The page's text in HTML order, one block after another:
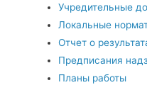
Учредительные
Локальные
Отчет о
Предписания
Планы работы